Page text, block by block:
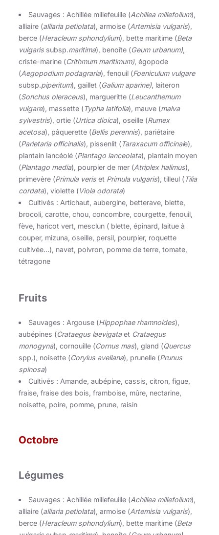
Sauvages : Achillée millefeuille (Achillea millefolium),
alliaire (alliaria petiolata), armoise (Artemisia vulgaris),
berce (Heracleum sphondylium), bette maritime (Beta
vulgaris subsp.maritima), benoîte (Geum urbanum),
criste-marine (Crithmum maritimum), égopode
(Aegopodium podagraria), fenouil (Foeniculum vulgare
subsp.piperitum), gaillet (Galium aparine), laiteron
(Sonchus oleraceus), margueritte (Leucanthemum
vulgare), massette (Typha latifolia), mauve (malva
sylvestris), ortie (Urtica dioica), oseille (Rumex
acetosa), pâquerette (Bellis perennis), pariétaire
(Parietaria officinalis), pissenlit (Taraxacum officinale),
plantain lancéolé (Plantago lanceolata), plantain moyen
(Plantago media), pourpier de mer (Atriplex halimus),
primevère (Primula veris et Primula vulgaris), tilleul (Tilia
cordata), violette (Viola odorata)
Cultivés : Artichaut, aubergine, betterave, blette,
brocoli, carotte, chou, concombre, courgette, fenouil,
fève, haricot vert, mesclun ( blette, épinard, laitue à
couper, mizuna, oseille, persil, pourpier, roquette
cultivée…), navet, poivron, pomme de terre, tomate,
tétragone
Fruits
Sauvages : Argouse (Hippophae rhamnoides),
aubépines (Crataegus laevigataet Crataegus
monogyna), cornouille (Cornus mas), gland (Quercus
spp.), noisette (Corylus avellana), prunelle (Prunus
spinosa)
Cultivés : Amande, aubépine, cassis, citron, figue,
fraise, fraise des bois, framboise, mûre, nectarine,
noisette, poire, pomme, prune, raisin
Octobre
Légumes
Sauvages : Achillée millefeuille (Achillea millefolium),
alliaire (alliaria petiolata), armoise (Artemisia vulgaris),
berce (Heracleum sphondylium), bette maritime (Beta